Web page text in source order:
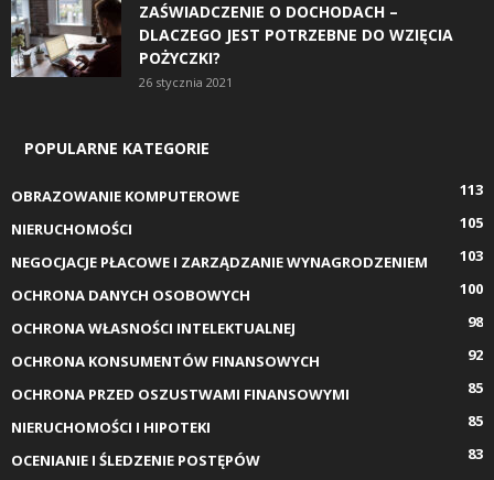
ZAŚWIADCZENIE O DOCHODACH –
DLACZEGO JEST POTRZEBNE DO WZIĘCIA
POŻYCZKI?
26 stycznia 2021
POPULARNE KATEGORIE
OBRAZOWANIE KOMPUTEROWE
113
NIERUCHOMOŚCI
105
NEGOCJACJE PŁACOWE I ZARZĄDZANIE WYNAGRODZENIEM
103
OCHRONA DANYCH OSOBOWYCH
100
OCHRONA WŁASNOŚCI INTELEKTUALNEJ
98
OCHRONA KONSUMENTÓW FINANSOWYCH
92
OCHRONA PRZED OSZUSTWAMI FINANSOWYMI
85
NIERUCHOMOŚCI I HIPOTEKI
85
OCENIANIE I ŚLEDZENIE POSTĘPÓW
83